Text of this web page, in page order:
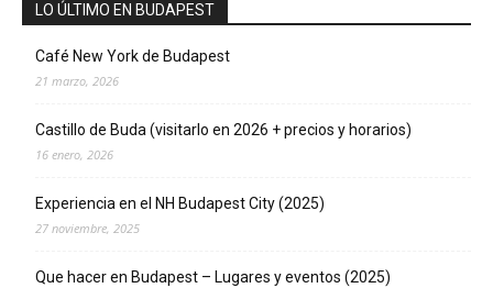
LO ÚLTIMO EN BUDAPEST
Café New York de Budapest
21 marzo, 2026
Castillo de Buda (visitarlo en 2026 + precios y horarios)
16 enero, 2026
Experiencia en el NH Budapest City (2025)
27 noviembre, 2025
Que hacer en Budapest – Lugares y eventos (2025)